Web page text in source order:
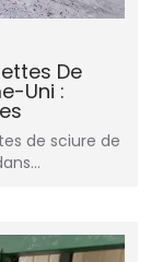
De
Uni :
de sciure de